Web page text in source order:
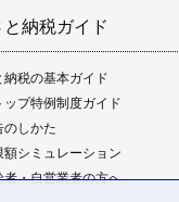
納税ガイド
納税の基本ガイド
ップ特例制度ガイド
のしかた
額シミュレーション
者・自営業者の方へ